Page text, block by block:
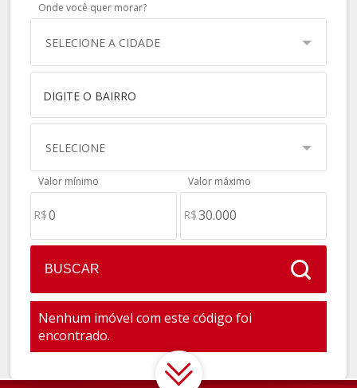
Onde você quer morar?
SELECIONE A CIDADE
SELECIONE
Valor mínimo
R$
Valor máximo
R$
BUSCAR
Nenhum imóvel com este código foi
encontrado.